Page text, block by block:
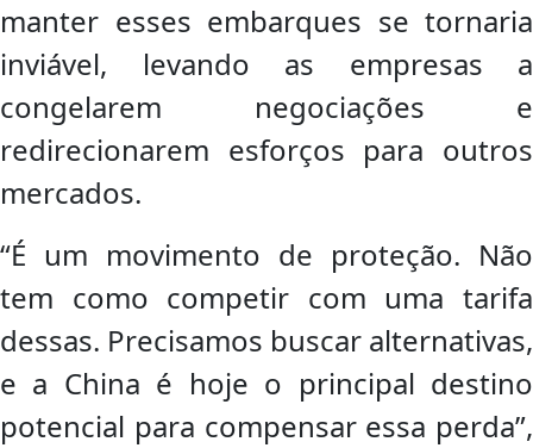
manter esses embarques se tornaria
inviável, levando as empresas a
congelarem negociações e
redirecionarem esforços para outros
mercados.
“É um movimento de proteção. Não
tem como competir com uma tarifa
dessas. Precisamos buscar alternativas,
e a China é hoje o principal destino
potencial para compensar essa perda”,